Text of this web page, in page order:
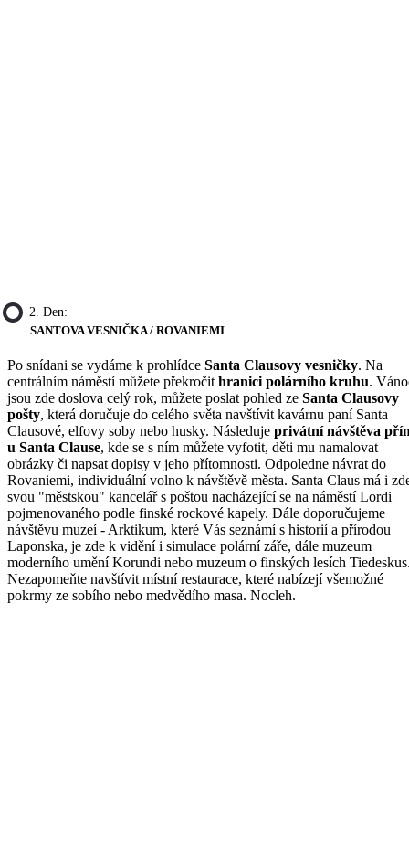
2. Den:
SANTOVA VESNIČKA / ROVANIEMI
Po snídani se vydáme k prohlídce Santa Clausovy vesničky. Na
centrálním náměstí můžete překročithranici polárního kruhu.
jsou zde doslova celý rok, můžete poslat pohled ze Santa Clausovy
pošty, která doručuje do celého světa navštívit kavárnu paní Santa
Clausové, elfovy soby nebo husky. Následuje privátní návštěva
u Santa Clause, kde se s ním můžete vyfotit, děti mu namalovat
obrázky či napsat dopisy v jeho přítomnosti. Odpoledne návrat do
Rovaniemi, individuální volno k návštěvě města. Santa Claus má i
svou "městskou" kancelář s poštou nacházející se na náměstí Lordi
pojmenovaného podle finské rockové kapely. Dále doporučujeme
návštěvu muzeí - Arktikum, které Vás seznámí s historií a přírodou
Laponska, je zde k vidění i simulace polární záře, dále muzeum
moderního umění Korundi nebo muzeum o finských lesích
Nezapomeňte navštívit místní restaurace, které nabízejí všemožné
pokrmy ze sobího nebo medvědího masa. Nocleh.